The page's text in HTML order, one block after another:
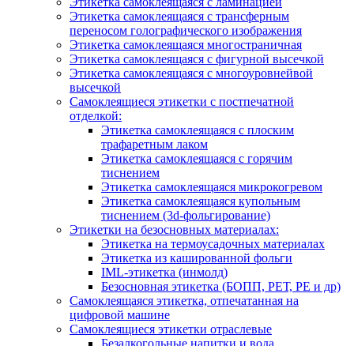
Этикетка самоклеящаяся с трансферным
переносом голографического изображения
Этикетка самоклеящаяся многостраничная
Этикетка самоклеящаяся с фигурной высечкой
Этикетка самоклеящаяся с многоуровнейвой
высечкой
Самоклеящиеся этикетки с постпечатной
отделкой:
Этикетка самоклеящаяся с плоским
трафаретным лаком
Этикетка самоклеящаяся с горячим
тиснением
Этикетка самоклеящаяся микрокогревом
Этикетка самоклеящаяся купольным
тиснением (3d-фольгирование)
Этикетки на безосновных материалах:
Этикетка на термоусадочных материалах
Этикетка из кашированной фольги
IML-этикетка (инмолд)
Безосновная этикетка (БОПП, РЕТ, РЕ и др)
Самоклеящаяся этикетка, отпечатанная на
цифровой машине
Самоклеящиеся этикетки отраслевые
Безалкогольные напитки и вода